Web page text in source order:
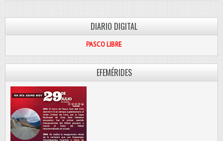
DIARIO DIGITAL
EFEMÉRIDES